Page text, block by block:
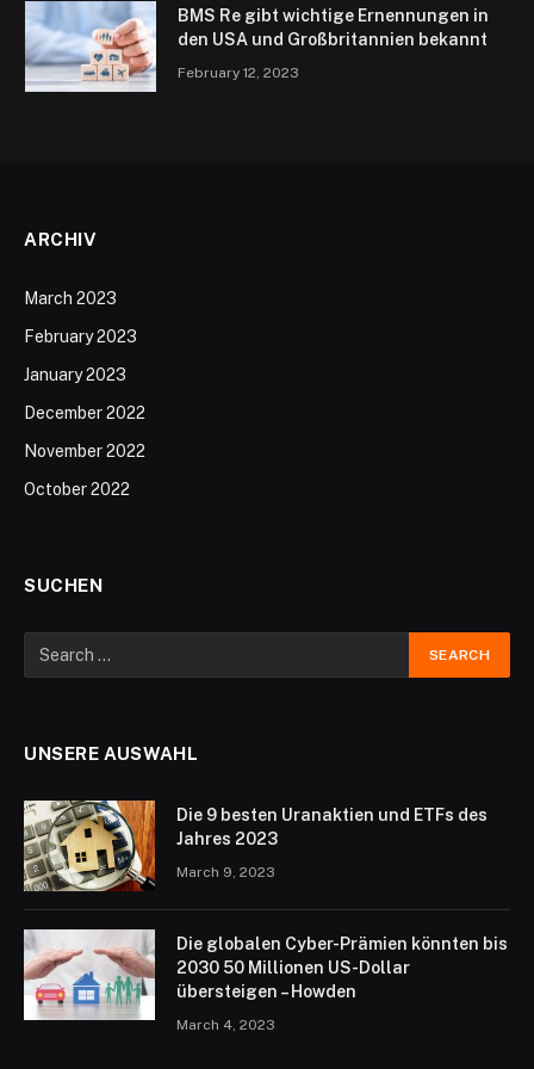
BMS Re gibt wichtige Ernennungen in
den USA und Großbritannien bekannt
February 12, 2023
ARCHIV
March 2023
February 2023
January 2023
December 2022
November 2022
October 2022
SUCHEN
UNSERE AUSWAHL
Die 9 besten Uranaktien und ETFs des
Jahres 2023
March 9, 2023
Die globalen Cyber-Prämien könnten bis
2030 50 Millionen US-Dollar
übersteigen – Howden
March 4, 2023